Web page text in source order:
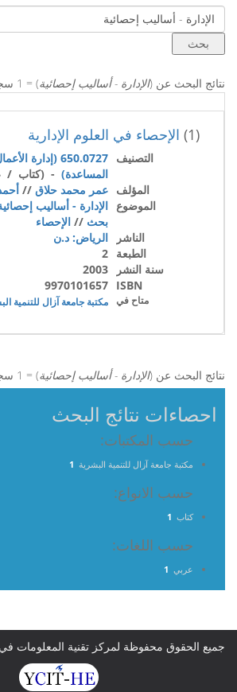
نتائج البحث عن (الإدارة - أساليب إحصائية) = 1 سجل
(1) الإحصاء في العلوم الإدارية
التصنيف
650.0727 (إدارة
المساعدة) - (كتاب /
المؤلف عمر محمد حلاق //
الموضوع الإدارة - أساليب
بحث // الإحصاء
الناشر
الرياض: د.ن
الطبعة 2
سنة النشر
2003
ISBN
9970101657
متاح في مكتبة جامعة آزال للتنمية
نتائج البحث عن (الإدارة - أساليب إحصائية) = 1 سجل
احصاءات نتائج البحث
حسب المكتبات:
مكتبة جامعة آزال للتنمية البشرية 1
حسب الانواع:
كتاب 1
حسب اللغات:
عربي 1
جميع الحقوق محفوظة لمركز تقنية المعلومات في